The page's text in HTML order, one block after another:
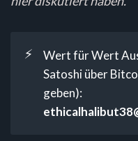
⚡
Wert für Wert
Satoshi über
geben):